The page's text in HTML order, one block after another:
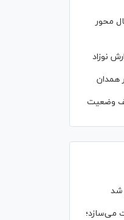
محور
نوزاد
همدان
وضعیت
شد
می‌سازد؛